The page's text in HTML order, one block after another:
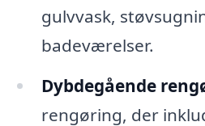
gulvvask,
badeværelser.
Dybdegående
rengøring, der